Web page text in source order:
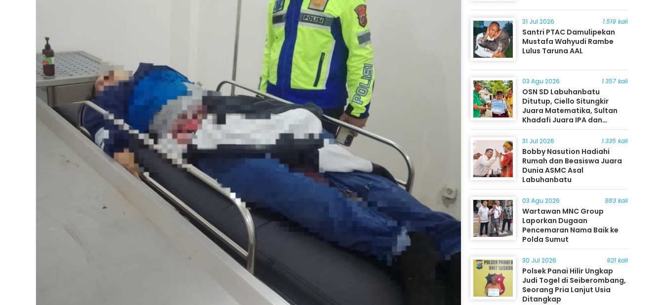
31 Jul 2026 1.519 kali
Santri PTAC Damulipekan
Mustafa Wahyudi Rambe
Lulus Taruna AAL
03 Agu 2026 1.357 kali
OSN SD Labuhanbatu
Ditutup, Ciello Situngkir
Juara Matematika, Sultan
Khadafi Juara IPA dan
Timothy Rangkuti Juara IPS
31 Jul 2026 1.335 kali
Bobby Nasution Hadiahi
Rumah dan Beasiswa Juara
Dunia ASMC Asal
Labuhanbatu
03 Agu 2026 983 kali
Wartawan MNC Group
Laporkan Dugaan
Pencemaran Nama Baik ke
Polda Sumut
30 Jul 2026 921 kali
Polsek Panai Hilir Ungkap
Judi Togel di Seiberombang,
Seorang Pria Lanjut Usia
Ditangkap